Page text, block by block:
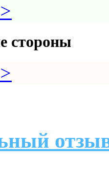
стороны